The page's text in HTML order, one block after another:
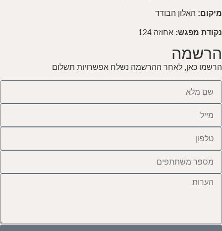
מיקום: האלון הבודד
נקודת מפגש: אחוזה 124
הרשמה
הרשמו כאן, לאחר ההרשמה נשלח אפשרויות תשלום